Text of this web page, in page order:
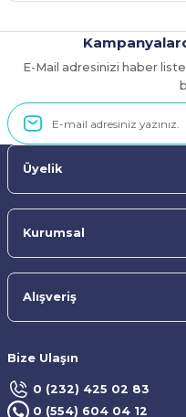
E-Mail adresinizi haber
Üyelik
Kurumsal
Alışveriş
Bize Ulaşın
0 (232) 425 02 83
0 (554) 604 04 12